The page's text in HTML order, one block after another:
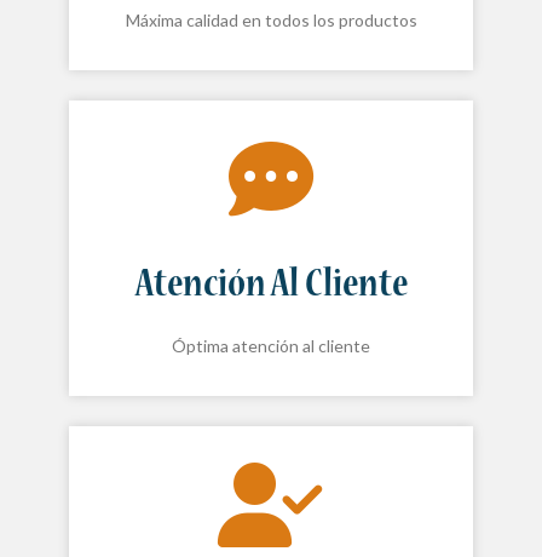
Máxima calidad en todos los productos
Atención Al Cliente
Óptima atención al cliente